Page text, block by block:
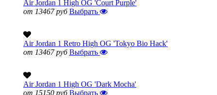
Air Jordan 1 High OG 'Court Purple'
от 13467 руб Выбрать
Air Jordan 1 Retro High OG 'Tokyo Bio Hack'
от 13467 руб Выбрать
Air Jordan 1 High OG 'Dark Mocha'
от 15150 руб Выбрать